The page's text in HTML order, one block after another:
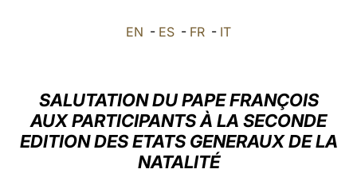
العربيّة
中文
EN - ES - FR - IT
SALUTATION DU PAPE FRANÇOIS
AUX PARTICIPANTS À LA SECONDE
EDITION DES ETATS GENERAUX DE LA
NATALITÉ